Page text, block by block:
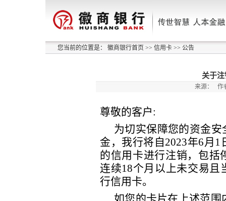
您当前的位置是： 徽商银行首页 >> 信用卡 >> 公告
关于
来源： 作